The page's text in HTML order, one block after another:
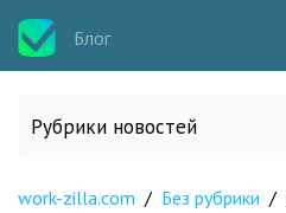
Блог
Рубрики новостей
Все статьи
work-zilla.com / Без рубрики /